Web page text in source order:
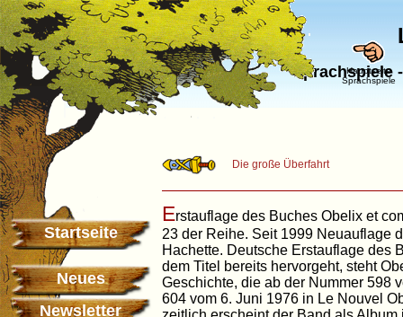
Hauptseite
Sprachspiele
Sprachspiele
Startseite
Neues
Newsletter
Die große Überfahrt
Erstauflage des Buches Obelix et
23 der Reihe. Seit 1999 Neuauflage
Hachette. Deutsche Erstauflage des
dem Titel bereits hervorgeht, steht
Geschichte, die ab der Nummer 598
604 vom 6. Juni 1976 in Le Nouvel